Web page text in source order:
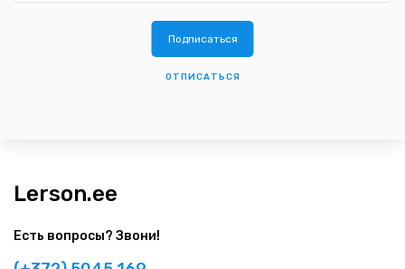
ОТПИСАТЬСЯ
Lerson.ee
Есть вопросы? Звони!